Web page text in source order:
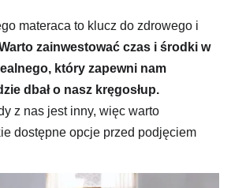
materaca to klucz do zdrowego i
zainwestować czas i środki w
który zapewni nam
dbał o nasz kręgosłup.
z nas jest inny, więc warto
dostępne opcje przed podjęciem